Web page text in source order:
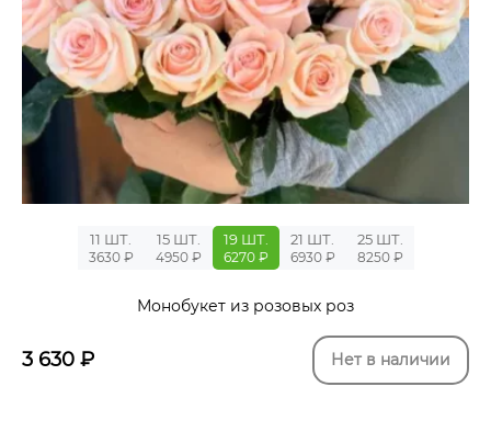
11 ШТ.
3630 ₽
15 ШТ.
4950 ₽
19 ШТ.
6270 ₽
21 ШТ.
6930 ₽
25 ШТ.
8250 ₽
Монобукет из розовых роз
3 630 ₽ Нет в наличии